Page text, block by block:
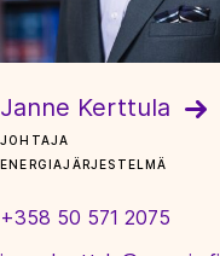
Janne Kerttula
JOHTAJA
ENERGIAJÄRJESTELMÄ
+358 50 571 2075